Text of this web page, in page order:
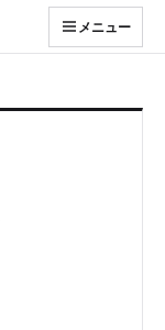
メニュー